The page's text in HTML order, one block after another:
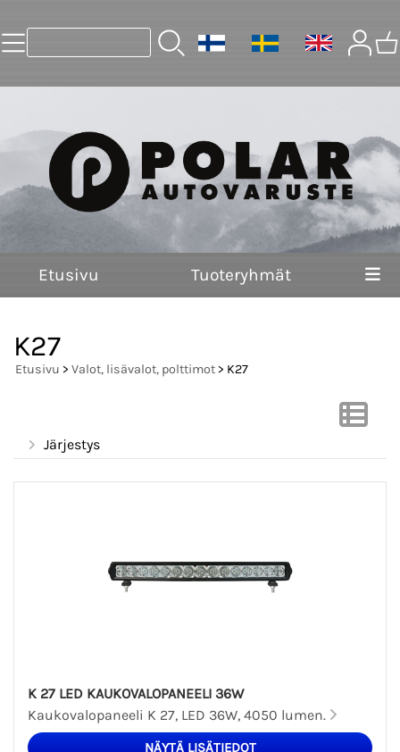
Etusivu Tuoteryhmät
K27
Etusivu > Valot, lisävalot, polttimot> K27
Järjestys
K 27 LED KAUKOVALOPANEELI 36W
Kaukovalopaneeli K 27, LED 36W, 4050 lumen.